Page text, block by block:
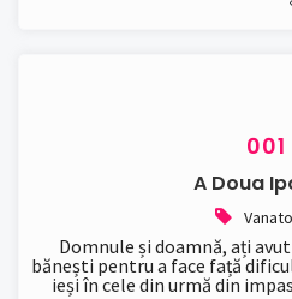
001
A Doua
Domnule și doamnă, ați
bănești pentru a face față
ieși în cele din urmă din